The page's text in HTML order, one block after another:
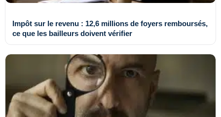
Impôt sur le revenu : 12,6 millions de foyers remboursés,
ce que les bailleurs doivent vérifier